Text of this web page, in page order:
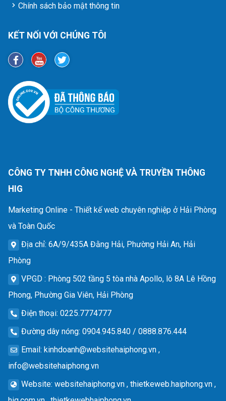
Chính sách bảo mật thông tin
KẾT NỐI VỚI CHÚNG TÔI
CÔNG TY TNHH CÔNG NGHỆ VÀ TRUYỀN THÔNG
HIG
Marketing Online - Thiết kế web chuyên nghiệp ở Hải Phòng
và Toàn Quốc
Địa chỉ: 6A/9/435A Đằng Hải, Phường Hải An, Hải
Phòng
VPGD : Phòng 502 tầng 5 tòa nhà Apollo, lô 8A Lê Hồng
Phong, Phường Gia Viên, Hải Phòng
Điện thoại: 0225.7774777
Đường dây nóng: 0904.945.840 / 0888.876.444
Email : kinhdoanh@websitehaiphong.vn ,
info@websitehaiphong.vn
Website: websitehaiphong.vn , thietkeweb.haiphong.vn ,